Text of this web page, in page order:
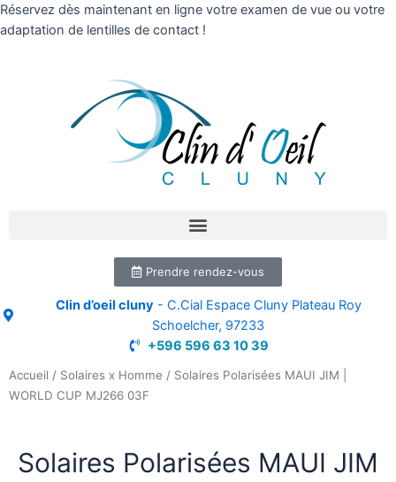
Réservez dès maintenant en ligne votre examen de vue ou votre
adaptation de lentilles de contact !
Prendre rendez-vous
Clin d’oeil cluny- C.Cial Espace Cluny Plateau Roy
Schoelcher, 97233
+596 596 63 10 39
Accueil / Solaires x Homme / Solaires Polarisées MAUI JIM |
WORLD CUP MJ266 03F
Solaires Polarisées MAUI JIM